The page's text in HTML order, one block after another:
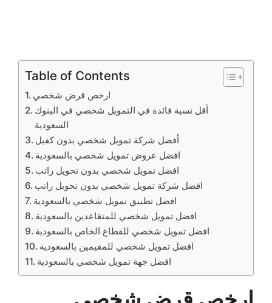
Table of Contents
ارخص قرض شخصي
أقل نسبة فائدة في التمويل شخصي في البنوك
السعودية
أفضل شركة تمويل شخصي بدون كفيل
افضل عروض تمويل شخصي بالسعودية
افضل تمويل شخصي بدون تحويل راتب
افضل شركة تمويل شخصي بدون تحويل راتب
افضل تطبيق تمويل شخصي بالسعودية
افضل تمويل شخصي للمتقاعدين بالسعودية
افضل تمويل شخصي للقطاع الخاص بالسعودية
افضل تمويل شخصي للمقيمين بالسعودية
افضل جهة تمويل شخصي بالسعودية